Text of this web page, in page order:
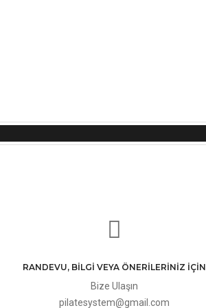
RANDEVU, BILGI VEYA ÖNERILERINIZ IÇIN
Bize Ulaşın
pilatesystem@gmail.com